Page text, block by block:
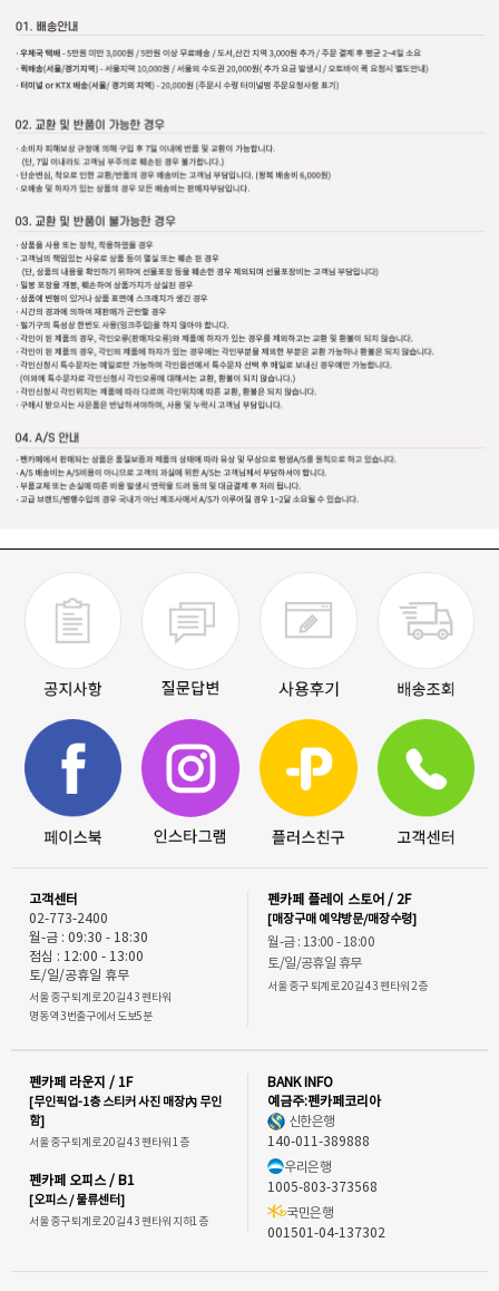
고객센터
02-773-2400
월-금 : 09:30 - 18:30
점심 : 12:00 - 13:00
토/일/공휴일 휴무
서울 중구 퇴계로 20길 43 펜타워
명동역 3번출구에서 도보5분
펜카페 플레이 스토어 / 2F
[매장구매 예약방문/매장수령]
월-금 : 13:00 - 18:00
토/일/공휴일 휴무
서울 중구 퇴계로 20길 43 펜타워 2층
펜카페 라운지 / 1F
[무인픽업-1층 스티커 사진 매장內 무인
함]
서울 중구 퇴계로 20길 43 펜타워 1층
펜카페 오피스 / B1
[오피스 / 물류센터]
서울 중구 퇴계로 20길 43 펜타워 지하1층
BANK INFO
예금주:펜카페코리아
신한은행
140-011-389888
우리은행
1005-803-373568
국민은행
001501-04-137302